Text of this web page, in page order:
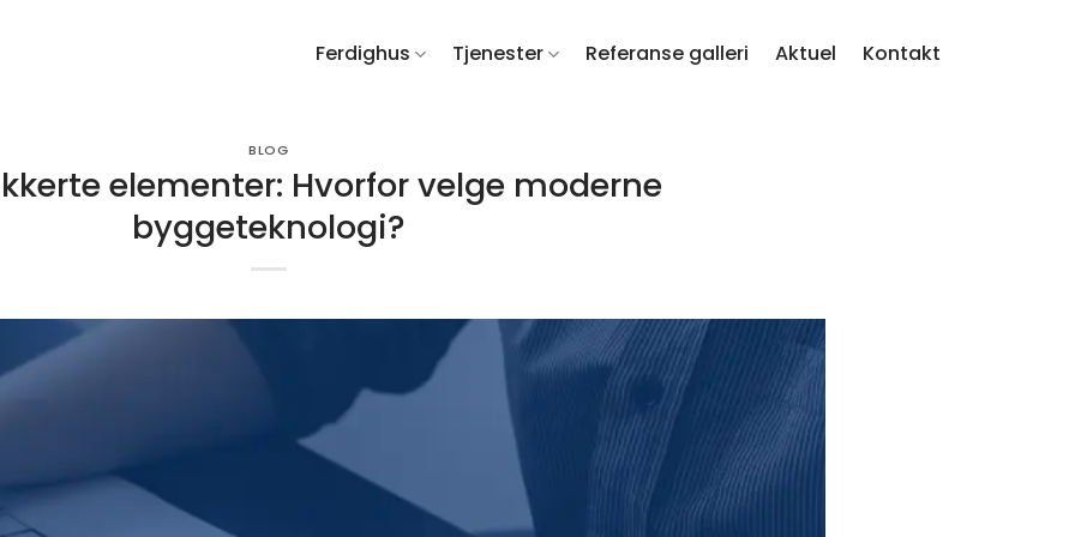
Ferdighus Tjenester Referanse galleri Aktuel Kontakt
BLOG
elementer: Hvorfor velge moderne
byggeteknologi?